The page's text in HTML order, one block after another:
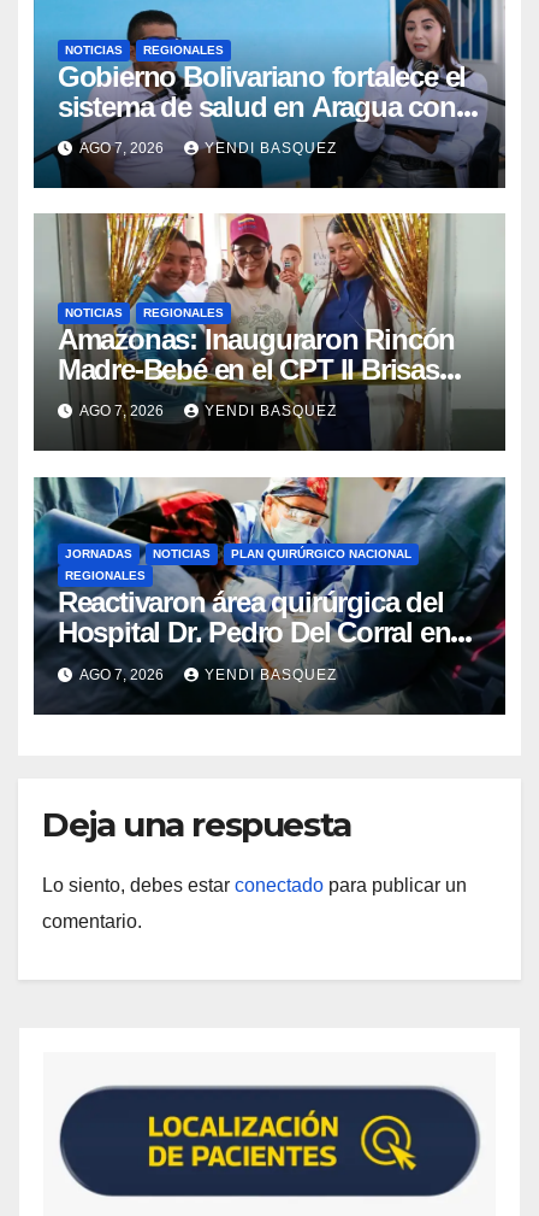
NOTICIAS REGIONALES
Gobierno Bolivariano fortalece el
sistema de salud en Aragua con
la reinauguración del CDI La Mora
AGO 7, 2026 YENDI BASQUEZ
NOTICIAS REGIONALES
​Amazonas: Inauguraron Rincón
Madre-Bebé en el CPT II Brisas
del Aeropuerto ​Inauguraron
Rincón
AGO 7, 2026 YENDI BASQUEZ
JORNADAS NOTICIAS
PLAN QUIRÚRGICO NACIONAL
REGIONALES
Reactivaron área quirúrgica del
Hospital Dr. Pedro Del Corral en
Guárico
AGO 7, 2026 YENDI BASQUEZ
Deja una respuesta
Lo siento, debes estar conectado para publicar un
comentario.